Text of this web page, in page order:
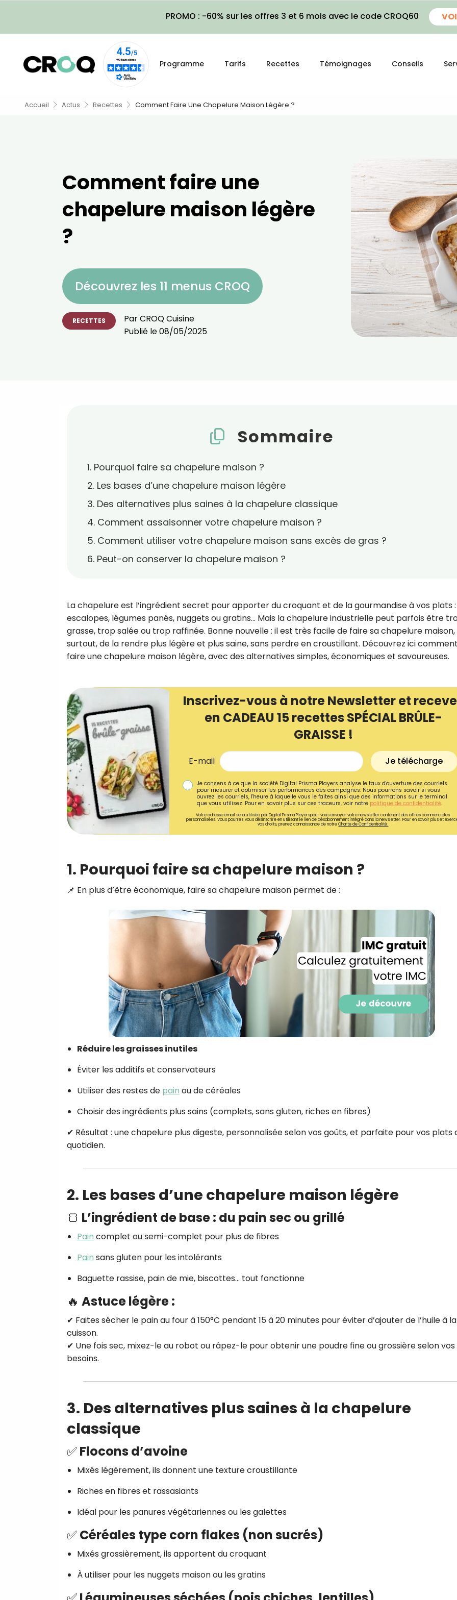
PROMO : -60% sur les offres 3 et 6 mois avec le code CROQ60
Programme Tarifs Recettes Témoignages Conseils
Accueil Actus Recettes Comment Faire Une Chapelure Maison Légère ?
Comment faire une
chapelure maison légère
?
Découvrez les 11 menus CROQ
RECETTES ParCROQ Cuisine
Publié le08/05/2025
Sommaire
1. Pourquoi faire sa chapelure maison ?
2. Les bases d’une chapelure maison légère
3. Des alternatives plus saines à la chapelure classique
4. Comment assaisonner votre chapelure maison ?
5. Comment utiliser votre chapelure maison sans excès de gras ?
6. Peut-on conserver la chapelure maison ?
La chapelure est l’ingrédient secret pour apporter du croquant et de la gourmandise à vos plats :
escalopes, légumes panés, nuggets ou gratins… Mais la chapelure industrielle peut parfois être
grasse, trop salée ou trop raffinée. Bonne nouvelle : il est très facile de faire sa chapelure
surtout, de la rendre plus légère et plus saine, sans perdre en croustillant. Découvrez ici comment
faire une chapelure maison légère, avec des alternatives simples, économiques et savoureuses.
Inscrivez-vous à notre Newsletter et
en CADEAU 15 recettes SPÉCIAL BRÛLE-
GRAISSE !
E-mail Je télécharge
Je consens à ce que la société Digital Prisma Players analyse le taux d'ouverture des courriels
pour mesurer et optimiser les performances des campagnes. Nous pourrons savoir si vous
ouvrez les courriels, l'heure à laquelle vous le faites ainsi que des informations sur le terminal
que vous utilisez. Pour en savoir plus sur ces traceurs, voir notre politique de confidentialité.
Votre adresse email sera utilisée par Digital Prisma Playerspour vous envoyer votre newsletter contenant des offres commerciales
personnalisées. Vous pourrez vous désinscrire en utilisant le lien de désabonnement intégré dans la newsletter. Pour en savoir plus et
vos droits, prenez connaissance de notreCharte de Confidentialité.
1. Pourquoi faire sa chapelure maison ?
📌 En plus d’être économique, faire sa chapelure maison permet de :
Réduire les graisses inutiles
Éviter les additifs et conservateurs
Utiliser des restes de pain ou de céréales
Choisir des ingrédients plus sains (complets, sans gluten, riches en fibres)
✔ Résultat : une chapelure plus digeste, personnalisée selon vos goûts, et parfaite pour vos plats
quotidien.
2. Les bases d’une chapelure maison légère
🍞 L’ingrédient de base : du pain sec ou grillé
Pain complet ou semi-complet pour plus de fibres
Pain sans gluten pour les intolérants
Baguette rassise, pain de mie, biscottes… tout fonctionne
🔥 Astuce légère :
✔ Faites sécher le pain au four à 150°C pendant 15 à 20 minutes pour éviter d’ajouter de l’huile à la
cuisson.
✔ Une fois sec, mixez-le au robot ou râpez-le pour obtenir une poudre fine ou grossière selon vos
besoins.
3. Des alternatives plus saines à la chapelure
classique
✅ Flocons d’avoine
Mixés légèrement, ils donnent une texture croustillante
Riches en fibres et rassasiants
Idéal pour les panures végétariennes ou les galettes
✅ Céréales type corn flakes (non sucrés)
Mixés grossièrement, ils apportent du croquant
À utiliser pour les nuggets maison ou les gratins
recettes inédites de
!
Ainsi que la newsletter
Je consens à ce que la société
Prisma Players analyse le taux
des courriels pour mesurer et
performances des campagnes.
pourrons savoir si vous ouvrez les
l'heure à laquelle vous le faites ainsi
des informations sur le terminal que
utilisez. Pour en savoir plus sur ces
désabonnement intégré dans la newsletter. Pour en
exercer vos droits, prenez connaissance de notre